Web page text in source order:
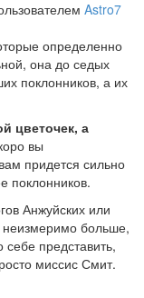
Astro7
определенно
она до седых
поклонников, а их
цветочек, а
вы
придется сильно
поклонников.
Анжуйских или
неизмеримо больше,
представить,
миссис Смит.